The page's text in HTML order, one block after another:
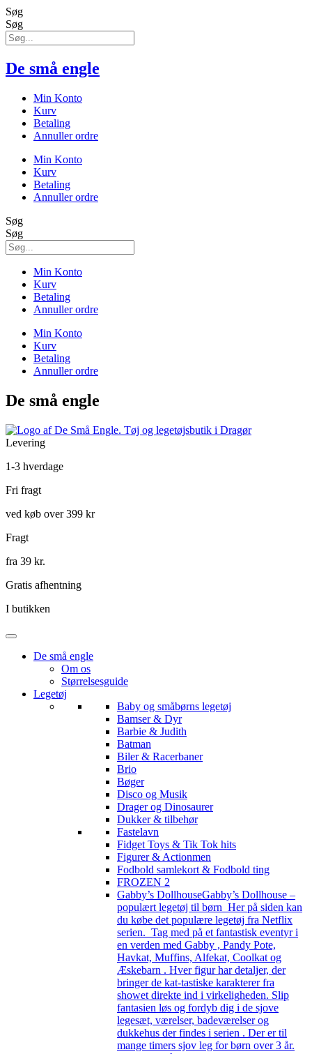
Søg
Søg
De små engle
Min Konto
Kurv
Betaling
Annuller ordre
Min Konto
Kurv
Betaling
Annuller ordre
Søg
Søg
Min Konto
Kurv
Betaling
Annuller ordre
Min Konto
Kurv
Betaling
Annuller ordre
De små engle
Levering
1-3 hverdage
Fri fragt
ved køb over 399 kr
Fragt
fra 39 kr.
Gratis afhentning
I butikken
De små engle
Om os
Størrelsesguide
Legetøj
Baby og småbørns legetøj
Bamser & Dyr
Barbie & Judith
Batman
Biler & Racerbaner
Brio
Bøger
Disco og Musik
Drager og Dinosaurer
Dukker & tilbehør
Fastelavn
Fidget Toys & Tik Tok hits
Figurer & Actionmen
Fodbold samlekort & Fodbold ting
FROZEN 2
Gabby’s DollhouseGabby’s Dollhouse –
populært legetøj til børn Her på siden kan
du købe det populære legetøj fra Netflix
serien. Tag med på et fantastisk eventyr i
en verden med Gabby , Pandy Pote,
Havkat, Muffins, Alfekat, Coolkat og
Æskebarn . Hver figur har detaljer, der
bringer de kat-tastiske karakterer fra
showet direkte ind i virkeligheden. Slip
fantasien løs og fordyb dig i de sjove
legesæt, værelser, badeværelser og
dukkehus der findes i serien . Der er til
mange timers sjov leg for børn over 3 år.